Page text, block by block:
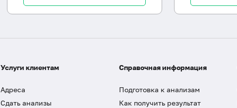
Услуги клиентам
Адреса
Сдать анализы
Справочная информация
Подготовка к анализам
Как получить результат